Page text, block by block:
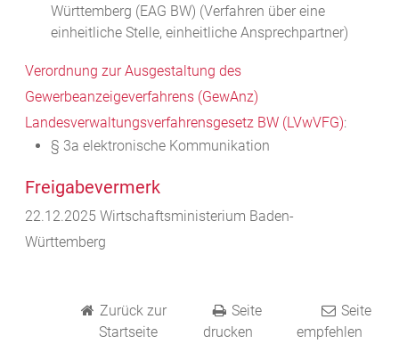
Württemberg (EAG BW) (Verfahren über eine
einheitliche Stelle, einheitliche Ansprechpartner)
Verordnung zur Ausgestaltung des
Gewerbeanzeigeverfahrens (GewAnz)
Landesverwaltungsverfahrensgesetz BW (LVwVFG):
§ 3a elektronische Kommunikation
Freigabevermerk
22.12.2025 Wirtschaftsministerium Baden-
Württemberg
Zurück zur
Startseite
Seite
drucken
Seite
empfehlen